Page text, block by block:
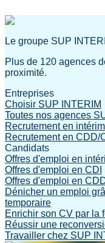
Le groupe SUP
Plus de 120 agences
proximité.
Entreprises
Choisir SUP INTERIM
Toutes nos agences
Recrutement en intérim
Recrutement en CDD/
Candidats
Offres d'emploi en
Offres d'emploi en CDI
Offres d'emploi en
Dénicher un emploi
temporaire
Enrichir son CV par la
Réussir une
Travailler chez SUP